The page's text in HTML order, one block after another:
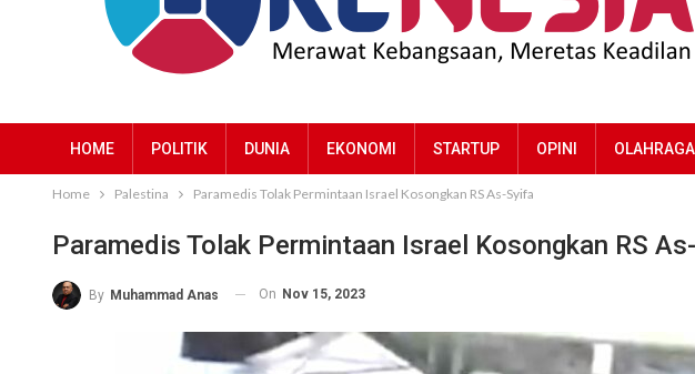
HOME POLITIK DUNIA EKONOMI STARTUP OPINI OLAHRAGA
Home Palestina Paramedis Tolak Permintaan Israel Kosongkan RS As-Syifa
Paramedis Tolak Permintaan Israel Kosongkan RS
By Muhammad Anas On Nov 15, 2023